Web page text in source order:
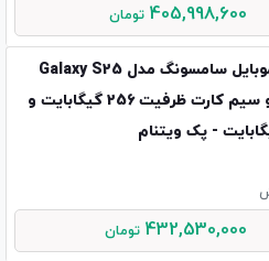
405,998,600 تومان
گوشی موبایل سامسونگ مدل Galaxy S25
Ultra دو سیم کارت ظرفیت 256 گیگابایت و
432,530,000 تومان